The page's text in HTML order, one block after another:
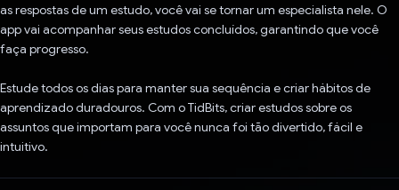
as respostas de um estudo, você vai se tornar um especialista nele. O
app vai acompanhar seus estudos concluídos, garantindo que você
faça progresso.
Estude todos os dias para manter sua sequência e criar hábitos de
aprendizado duradouros. Com o TidBits, criar estudos sobre os
assuntos que importam para você nunca foi tão divertido, fácil e
intuitivo.